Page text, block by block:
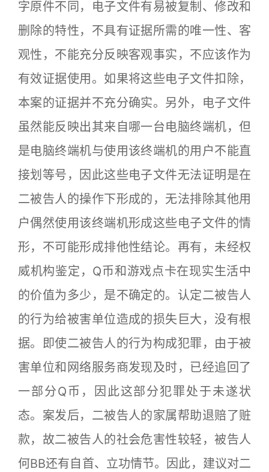
字原件不同，电子文件有易被复制、修改和
删除的特性，不具有证据所需的唯一性、客
观性，不能充分反映客观事实，不应该作为
有效证据使用。如果将这些电子文件扣除，
本案的证据并不充分确实。另外，电子文件
虽然能反映出其来自哪一台电脑终端机，但
是电脑终端机与使用该终端机的用户不能直
接划等号，因此这些电子文件无法证明是在
二被告人的操作下形成的，无法排除其他用
户偶然使用该终端机形成这些电子文件的情
形，不可能形成排他性结论。再有，未经权
威机构鉴定，Q币和游戏点卡在现实生活中
的价值为多少，是不确定的。认定二被告人
的行为给被害单位造成的损失巨大，没有根
据。即使二被告人的行为构成犯罪，由于被
害单位和网络服务商发现及时，已经追回了
一部分Q币，因此这部分犯罪处于未遂状
态。案发后，二被告人的家属帮助退赔了赃
款，故二被告人的社会危害性较轻，被告人
何BB还有自首、立功情节。因此，建议对二